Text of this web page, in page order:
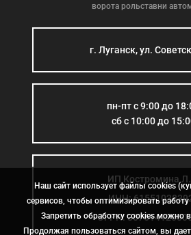
ворота рольставни
г. Луганск, ул.
пн-пт с 9:00 до
сб с 10:00 до
ИП Костромина
ИНН:
ОГРН:
Наш сайт использует файлы cookies
сервисов, чтобы оптимизировать
Запретить обработку cookies можно
Продолжая пользоваться сайтом, вы